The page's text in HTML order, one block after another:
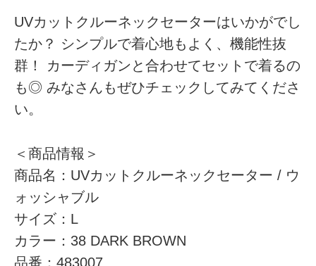
UVカットクルーネックセーターはいかがでし
たか？ シンプルで着心地もよく、機能性抜
群！ カーディガンと合わせてセットで着るの
も◎ みなさんもぜひチェックしてみてくださ
い。
＜商品情報＞
商品名：UVカットクルーネックセーター / ウ
ォッシャブル
サイズ：L
カラー：38 DARK BROWN
品番：483007